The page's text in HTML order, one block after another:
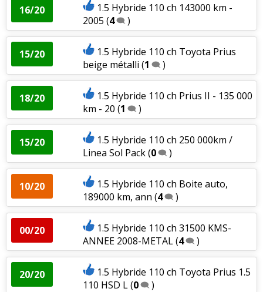
16/20
1.5 Hybride 110 ch 143000 km -
2005 (4 )
15/20
1.5 Hybride 110 ch Toyota Prius
beige métalli (1 )
18/20
1.5 Hybride 110 ch Prius II - 135 000
km - 20 (1 )
15/20
1.5 Hybride 110 ch 250 000km /
Linea Sol Pack(0 )
10/20
1.5 Hybride 110 ch Boite auto,
189000 km, ann (4 )
00/20
1.5 Hybride 110 ch 31500 KMS-
ANNEE 2008-METAL(4 )
20/20
1.5 Hybride 110 ch Toyota Prius 1.5
110 HSD L(0 )